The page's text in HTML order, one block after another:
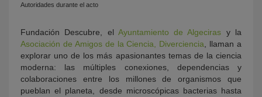
Autoridades durante el acto
Fundación Descubre, el Ayuntamiento de Algeciras y la
Asociación de Amigos de la Ciencia, Diverciencia , llaman a
explorar uno de los más apasionantes temas de la ciencia
moderna: las múltiples conexiones, dependencias y
colaboraciones entre los millones de organismos que
pueblan el planeta, desde microscópicas bacterias hasta